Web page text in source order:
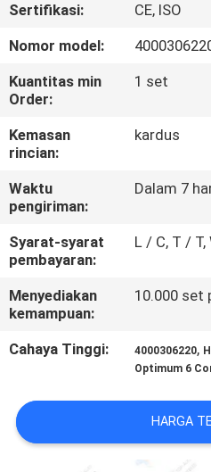
KAMI
TUR
PABRIK
KUALITAS
HUBUNGI
KAMI
PERMINTAAN
PENAWARAN
SITEMAP
Sertifikasi:
CE, ISO
Nomor model:
Kuantitas min
Order:
1 set
Kemasan
rincian:
kardus
Waktu
pengiriman:
Dalam 7
Syarat-syarat
pembayaran:
L / C, T /
Menyediakan
kemampuan:
10.000 set
Cahaya Tinggi: 4000306220,
Optimum 6
HARGA